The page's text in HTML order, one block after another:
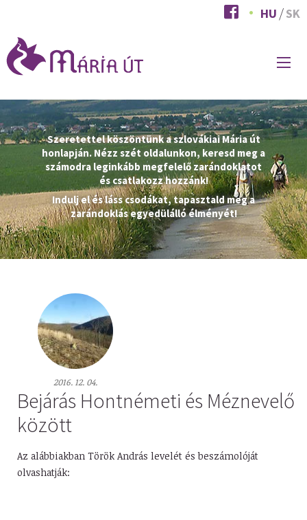
tartalomra
HU SK
NAVIGÁCIÓ
Szeretettel köszöntünk a szlovákiai Mária út
honlapján. Nézz szét oldalunkon, keresd meg a
számodra leginkább megfelelő zarándoklatot
és csatlakozz hozzánk!
Indulj el és láss csodákat, tapasztald meg a
zarándoklás egyedülálló élményét!
2016. 12. 04.
Bejárás Hontnémeti és Méznevelő
között
Az alábbiakban Török András levelét és beszámolóját
olvashatják: